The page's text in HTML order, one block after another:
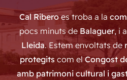
Cal Riberoes troba a la
pocs minuts de Balaguer, i
Lleida. Estem envoltats de
protegits com el Congost
amb patrimoni cultural i